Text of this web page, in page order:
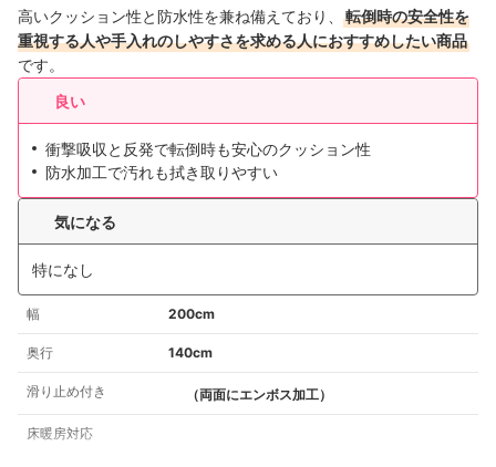
高いクッション性と防水性を兼ね備えており、
転倒時の安全性を
重視する人や手入れのしやすさを求める人におすすめしたい商品
です。
良い
衝撃吸収と反発で転倒時も安心のクッション性
防水加工で汚れも拭き取りやすい
気になる
特になし
幅 200cm
奥行 140cm
滑り止め付き （両面にエンボス加工）
床暖房対応